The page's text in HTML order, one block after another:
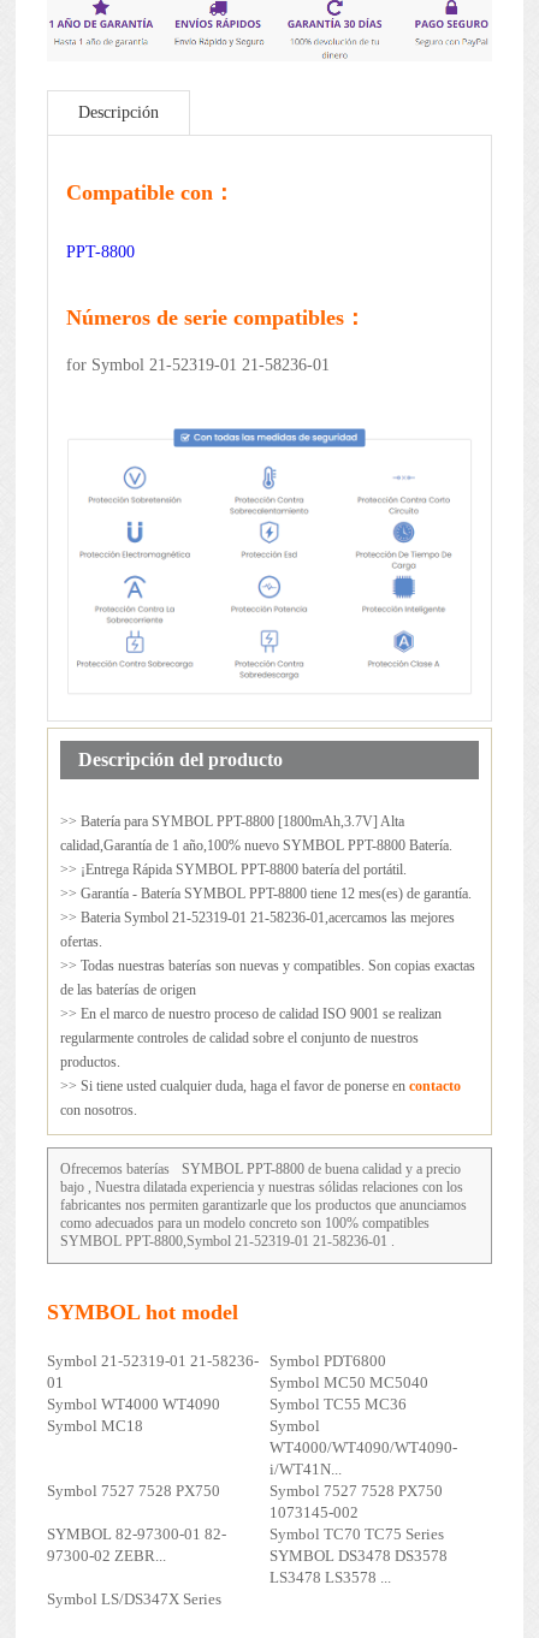
Descripción
Compatible con：
PPT-8800
Números de serie compatibles：
for Symbol 21-52319-01 21-58236-01
Descripción del producto
>> Batería para SYMBOL PPT-8800[1800mAh,3.7V] Alta
calidad,Garantía de 1 año,100% nuevo SYMBOL PPT-8800 Batería.
>> ¡Entrega Rápida SYMBOL PPT-8800 batería del portátil.
>> Garantía - Batería SYMBOL PPT-8800 tiene 12 mes(es) de garantía.
>> Bateria Symbol 21-52319-01 21-58236-01,acercamos las mejores
ofertas.
>> Todas nuestras baterías son nuevas y compatibles. Son copias exactas
de las baterías de origen
>> En el marco de nuestro proceso de calidad ISO 9001 se realizan
regularmente controles de calidad sobre el conjunto de nuestros
productos.
>> Si tiene usted cualquier duda, haga el favor de ponerse en contacto
con nosotros.
Ofrecemos baterías SYMBOL PPT-8800de buena calidad y a precio
bajo , Nuestra dilatada experiencia y nuestras sólidas relaciones con los
fabricantes nos permiten garantizarle que los productos que anunciamos
como adecuados para un modelo concreto son 100% compatibles
SYMBOL PPT-8800,Symbol 21-52319-01 21-58236-01 .
SYMBOL hot model
Symbol 21-52319-01 21-58236-
01
Symbol PDT6800
Symbol MC50 MC5040
Symbol WT4000 WT4090
Symbol TC55 MC36
Symbol MC18
Symbol
WT4000/WT4090/WT4090-
i/WT41N...
Symbol 7527 7528 PX750
Symbol 7527 7528 PX750
1073145-002
SYMBOL 82-97300-01 82-
97300-02 ZEBR...
Symbol TC70 TC75 Series
SYMBOL DS3478 DS3578
LS3478 LS3578 ...
Symbol LS/DS347X Series